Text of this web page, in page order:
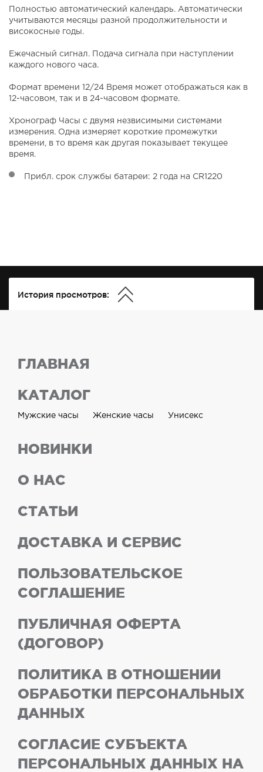
Полностью автоматический календарь. Автоматически
учитываются месяцы разной продолжительности и
високосные годы.
Ежечасный сигнал. Подача сигнала при наступлении
каждого нового часа.
Формат времени 12/24 Время может отображаться как в
12-часовом, так и в 24-часовом формате.
Хронограф Часы с двумя незвисимыми системами
измерения. Одна измеряет короткие промежутки
времени, в то время как другая показывает текущее
время.
Прибл. срок службы батареи: 2 года на CR1220
История просмотров:
ГЛАВНАЯ
КАТАЛОГ
Мужские часы Женские часы Унисекс
НОВИНКИ
О НАС
СТАТЬИ
ДОСТАВКА И СЕРВИС
ПОЛЬЗОВАТЕЛЬСКОЕ
СОГЛАШЕНИЕ
ПУБЛИЧНАЯ ОФЕРТА
(ДОГОВОР)
ПОЛИТИКА В ОТНОШЕНИИ
ОБРАБОТКИ ПЕРСОНАЛЬНЫХ
ДАННЫХ
СОГЛАСИЕ СУБЪЕКТА
ПЕРСОНАЛЬНЫХ ДАННЫХ НА